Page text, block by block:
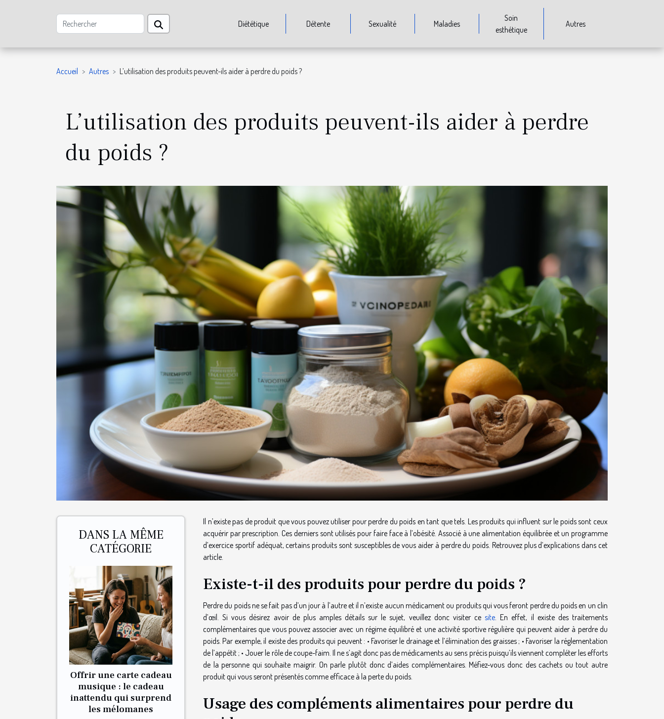
Diététique Détente Sexualité Maladies
Soin
esthétique
Autres
Accueil Autres L’utilisation des produits peuvent-ils aider à perdre du poids ?
L’utilisation des produits peuvent-ils aider à perdre
du poids ?
DANS LA MÊME
CATÉGORIE
Offrir une carte cadeau
musique : le cadeau
inattendu qui surprend
les mélomanes
Il n’existe pas de produit que vous pouvez utiliser pour perdre du poids en tant que tels. Les produits qui influent sur le poids sont ceux
acquérir par prescription. Ces derniers sont utilisés pour faire face à l’obésité. Associé à une alimentation équilibrée et un programme
d’exercice sportif adéquat, certains produits sont susceptibles de vous aider à perdre du poids. Retrouvez plus d’explications dans cet
article.
Existe-t-il des produits pour perdre du poids ?
Perdre du poids ne se fait pas d’un jour à l’autre et il n’existe aucun médicament ou produits qui vous feront perdre du poids en un clin
d’œil. Si vous désirez avoir de plus amples détails sur le sujet, veuillez donc visiter cesite. En effet, il existe des traitements
complémentaires que vous pouvez associer avec un régime équilibré et une activité sportive régulière qui peuvent aider à perdre du
poids. Par exemple, il existe des produits qui peuvent : • Favoriser le drainage et l’élimination des graisses ; • Favoriser la réglementation
de l’appétit ; • Jouer le rôle de coupe-faim. Il ne s’agit donc pas de médicaments au sens précis puisqu’ils viennent compléter les efforts
de la personne qui souhaite maigrir. On parle plutôt donc d’aides complémentaires. Méfiez-vous donc des cachets ou tout autre
produit qui vous seront présentés comme efficace à la perte du poids.
Usage des compléments alimentaires pour perdre du